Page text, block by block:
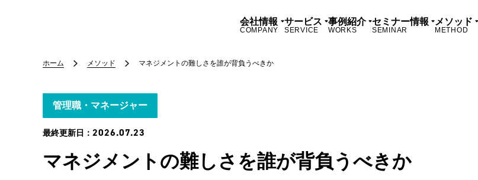
会社情報
COMPANY
サービス
SERVICE
事例紹介
WORKS
セミナー情報
SEMINAR
メソッド
METHOD
ホーム メソッド マネジメントの難しさを誰が背負うべきか
管理職・マネージャー
最終更新日： 2026.07.23
マネジメントの難しさを誰が背負うべきか